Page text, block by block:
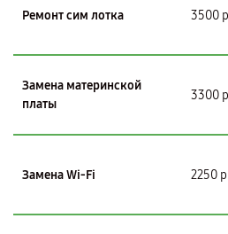
Ремонт сим лотка 3500 р
Замена материнской
платы
3300 р
Замена Wi-Fi 2250 р